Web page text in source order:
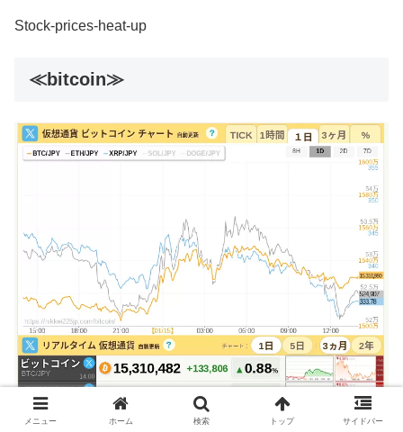
Stock-prices-heat-up
≪bitcoin≫
メニュー ホーム 検索 トップ サイドバー